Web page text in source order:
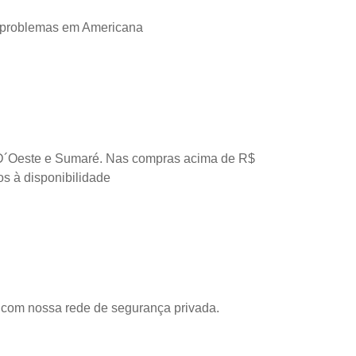
em Americana
e Sumaré. Nas compras acima de R$
à disponibilidade
nossa rede de segurança privada.